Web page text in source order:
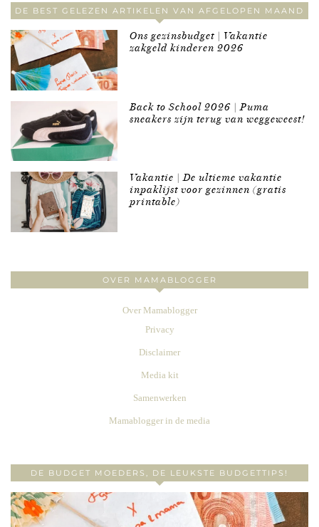
DE BEST GELEZEN ARTIKELEN VAN AFGELOPEN MAAND
Ons gezinsbudget | Vakantie
zakgeld kinderen 2026
Back to School 2026 | Puma
sneakers zijn terug van weggeweest!
Vakantie | De ultieme vakantie
inpaklijst voor gezinnen (gratis
printable)
OVER MAMABLOGGER
Over Mamablogger
Privacy
Disclaimer
Media kit
Samenwerken
Mamablogger in de media
DE BUDGET MOEDERS, DE LEUKSTE BUDGETTIPS!